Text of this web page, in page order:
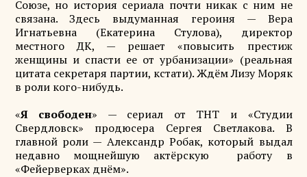
Союзе, но история сериала почти никак с ним не
связана. Здесь выдуманная героиня — Вера
Игнатьевна (Екатерина Стулова), директор
местного ДК, — решает «повысить престиж
женщины и спасти ее от урбанизации» (реальная
цитата секретаря партии, кстати). Ждём Лизу Моряк
в роли кого-нибудь.
«Я свободен» — сериал от ТНТ и «Студии
Свердловск» продюсера Сергея Светлакова. В
главной роли — Александр Робак, который выдал
недавно мощнейшую актёрскую работу в
«Фейерверках днём».